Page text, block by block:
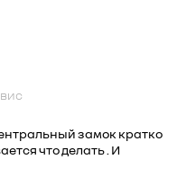
замок кратко
что делать . И